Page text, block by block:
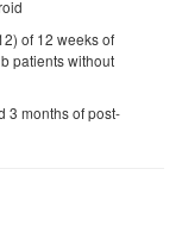
of 12 weeks of
patients without
3 months of post-